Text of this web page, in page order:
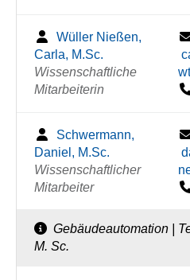
Wüller Nießen,
Carla, M.Sc.
Wissenschaftliche
Mitarbeiterin
Schwermann,
Daniel, M.Sc.
Wissenschaftlicher
Mitarbeiter
Gebäudeautomation |
M. Sc.